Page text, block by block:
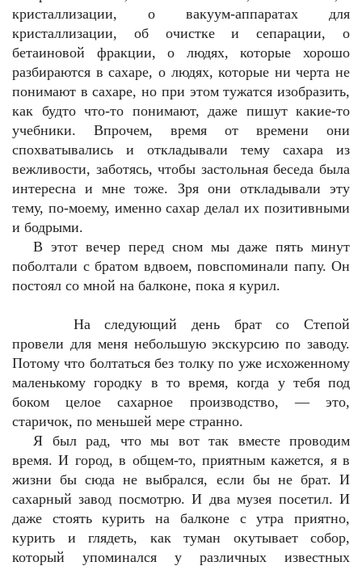
кристаллизации, о вакуум-аппаратах для
кристаллизации, об очистке и сепарации, о
бетаиновой фракции, о людях, которые хорошо
разбираются в сахаре, о людях, которые ни черта не
понимают в сахаре, но при этом тужатся изобразить,
как будто что-то понимают, даже пишут какие-то
учебники. Впрочем, время от времени они
спохватывались и откладывали тему сахара из
вежливости, заботясь, чтобы застольная беседа была
интересна и мне тоже. Зря они откладывали эту
тему, по-моему, именно сахар делал их позитивными
и бодрыми.
В этот вечер перед сном мы даже пять минут
поболтали с братом вдвоем, повспоминали папу. Он
постоял со мной на балконе, пока я курил.
На следующий день брат со Степой
провели для меня небольшую экскурсию по заводу.
Потому что болтаться без толку по уже исхоженному
маленькому городку в то время, когда у тебя под
боком целое сахарное производство, — это,
старичок, по меньшей мере странно.
Я был рад, что мы вот так вместе проводим
время. И город, в общем-то, приятным кажется, я в
жизни бы сюда не выбрался, если бы не брат. И
сахарный завод посмотрю. И два музея посетил. И
даже стоять курить на балконе с утра приятно,
курить и глядеть, как туман окутывает собор,
который упоминался у различных известных